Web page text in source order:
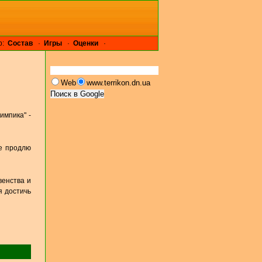
Cостав · Игры · Оценки ·
-
продлю
и
достичь
Web www.terrikon.dn.ua